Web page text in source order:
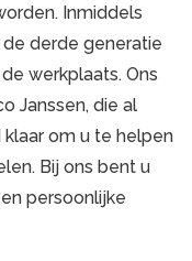
Inmiddels
derde generatie
werkplaats. Ons
Janssen, die al
om u te helpen
Bij ons bent u
persoonlijke